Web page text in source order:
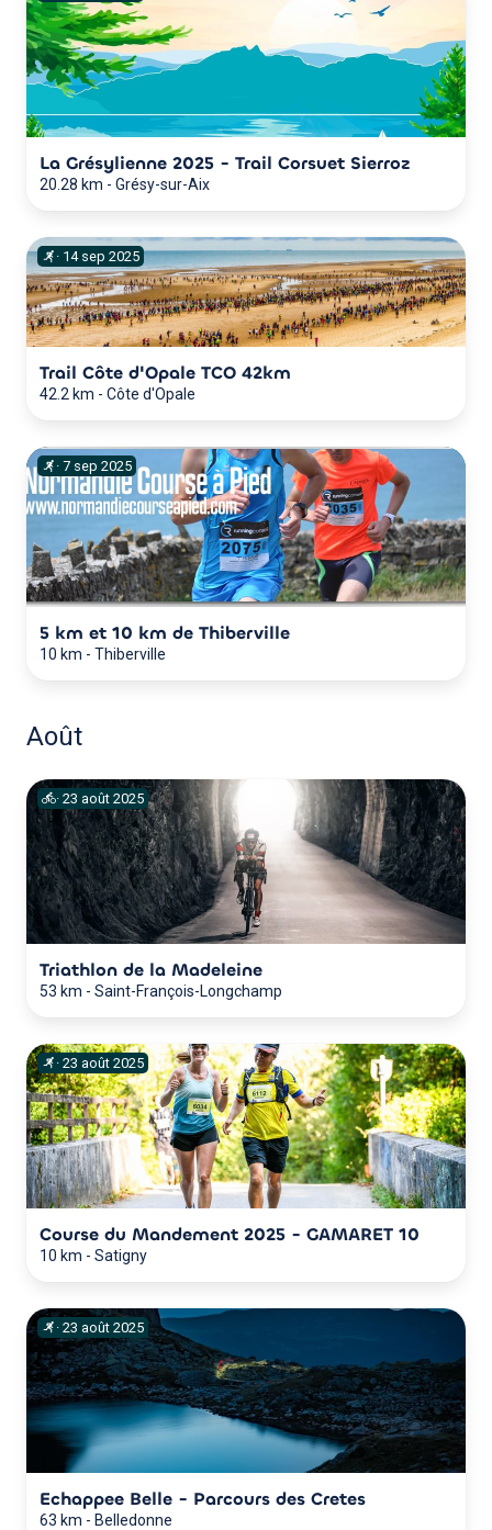
La Grésylienne 2025 - Trail Corsuet Sierroz
20.28 km - Grésy-sur-Aix
· 14 sep 2025
Trail Côte d'Opale TCO 42km
42.2 km - Côte d'Opale
· 7 sep 2025
5 km et 10 km de Thiberville
10 km - Thiberville
Août
· 23 août 2025
Triathlon de la Madeleine
53 km - Saint-François-Longchamp
· 23 août 2025
Course du Mandement 2025 - GAMARET 10
10 km - Satigny
· 23 août 2025
Echappee Belle - Parcours des Cretes
63 km - Belledonne